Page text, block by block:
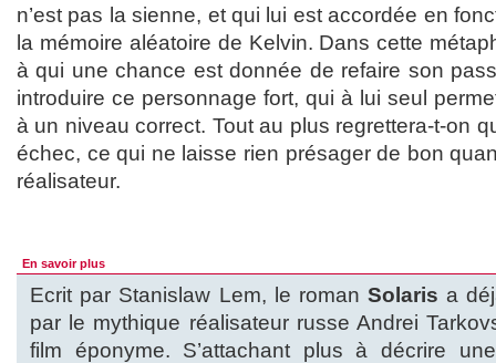
n’est pas la sienne, et qui lui est accordée en
la mémoire aléatoire de Kelvin. Dans cette
à qui une chance est donnée de refaire son
introduire ce personnage fort, qui à lui seul
à un niveau correct. Tout au plus regrettera-t-on
échec, ce qui ne laisse rien présager de bon
réalisateur.
En savoir plus
Ecrit par Stanislaw Lem, le roman Solaris a
par le mythique réalisateur russe Andrei
film éponyme. S’attachant plus à décrire